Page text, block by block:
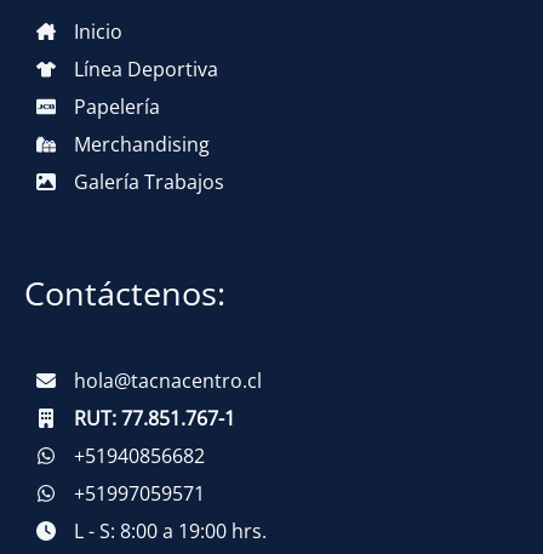
Inicio
Línea Deportiva
Papelería
Merchandising
Galería Trabajos
Contáctenos:
hola@tacnacentro.cl
RUT:77.851.767-1
+51940856682
+51997059571
L - S: 8:00 a 19:00 hrs.